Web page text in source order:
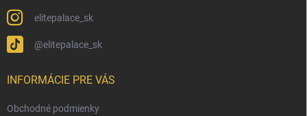
elitepalace_sk
@elitepalace_sk
INFORMÁCIE PRE VÁS
Obchodné podmienky